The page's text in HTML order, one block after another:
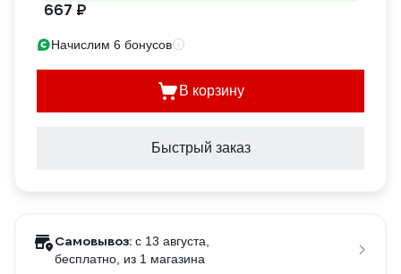
667 ₽
Начислим 6 бонусов
В корзину
Быстрый заказ
Самовывоз: c 13 августа,
бесплатно , из 1 магазина